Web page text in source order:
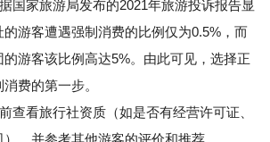
家旅游局发布的2021年旅游投诉报告显
游客遭遇强制消费的比例仅为0.5%，而
游客该比例高达5%。由此可见，选择正
费的第一步。
看旅行社资质（如是否有经营许可证、
，并参考其他游客的评价和推荐。